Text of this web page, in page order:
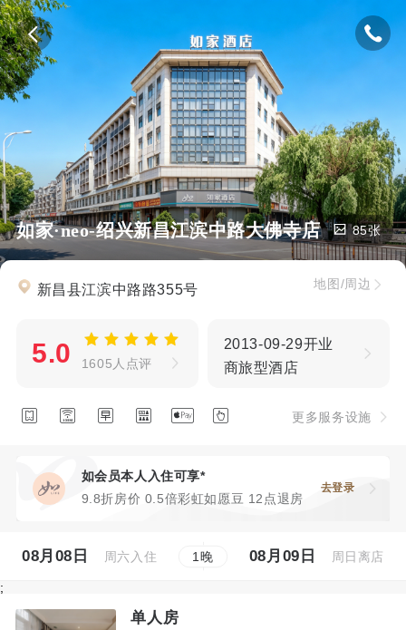
如家·neo-绍兴新昌江滨中路大佛寺店 85张
新昌县江滨中路路355号 地图/周边
5.0 1605人点评
2013-09-29开业
商旅型酒店
      更多服务设施
如会员本人入住可享*
9.8折房价 0.5倍彩虹如愿豆 12点退房
去登录
08月08日 周六入住 1晚 08月09日 周日离店
;
单人房